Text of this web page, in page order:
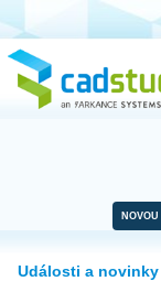
Události a novinky